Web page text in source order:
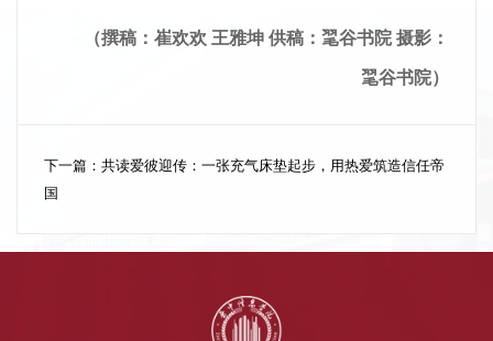
（撰稿：崔欢欢 王雅坤 供稿：毣谷书院 摄影：
毣谷书院）
下一篇： 共读爱彼迎传：一张充气床垫起步，用热爱筑造信任帝
国